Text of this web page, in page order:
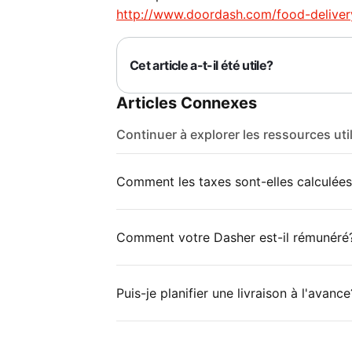
http://www.doordash.com/food-
Cet article a-t-il été utile?
Articles Connexes
Continuer à explorer les ressources
Comment les taxes sont-elles
Comment votre Dasher est-il
Puis-je planifier une livraison à